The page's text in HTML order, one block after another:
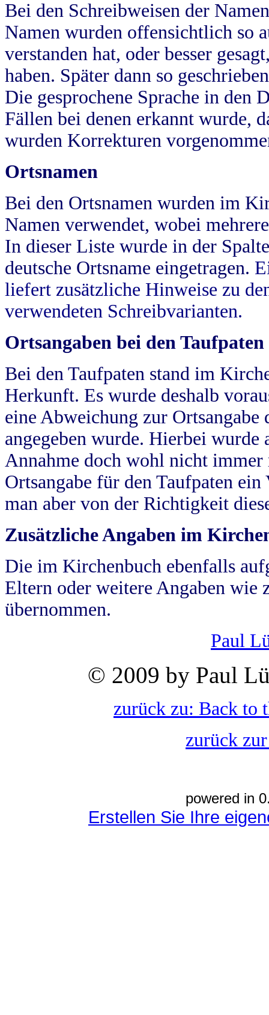
Bei den Schreibweisen der
Namen wurden offensichtlich so
verstanden hat, oder besser
haben. Später dann so
Die gesprochene Sprache in
Fällen bei denen erkannt wurde,
wurden Korrekturen
Ortsnamen
Bei den Ortsnamen wurden im
Namen verwendet, wobei
In dieser Liste wurde in der
deutsche Ortsname eingetragen.
liefert zusätzliche Hinweise zu
verwendeten Schreibvarianten.
Ortsangaben bei den Taufpaten
Bei den Taufpaten stand im
Herkunft. Es wurde deshalb
eine Abweichung zur
angegeben wurde. Hierbei wurde
Annahme doch wohl nicht
Ortsangabe für den Taufpaten
man aber von der Richtigkeit
Zusätzliche Angaben im
Die im Kirchenbuch ebenfalls
Eltern oder weitere Angaben wie
übernommen.
Paul
© 2009 by Paul
zurück zu: Back to
zurück
powered in
Erstellen Sie Ihre